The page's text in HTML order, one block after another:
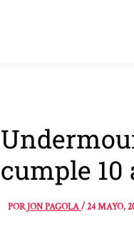
cumple 10
PORJON PAGOLA/24 MAYO,